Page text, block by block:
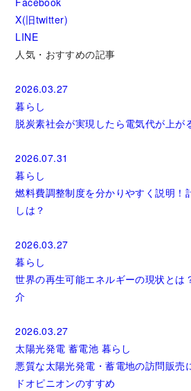
X(旧twitter)
LINE
人気・おすすめの記事
2026.03.27
暮らし
脱炭素社会が実現したら電気代が上が
2026.07.31
暮らし
燃料費調整制度を分かりやすく説明！
しは？
2026.03.27
暮らし
世界の再生可能エネルギーの現状とは
介
2026.03.27
太陽光発電 蓄電池 暮らし
悪質な太陽光発電・蓄電地の訪問販売
ドオピニオンのすすめ